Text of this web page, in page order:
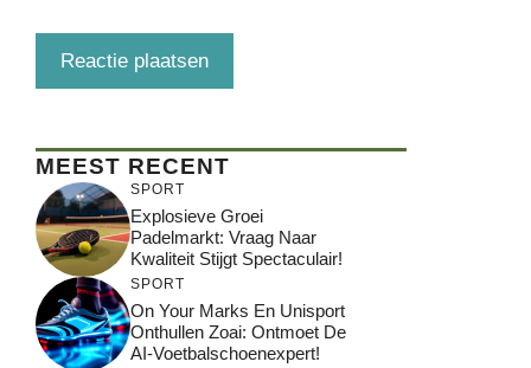
MEEST RECENT
SPORT
Explosieve Groei
Padelmarkt: Vraag Naar
Kwaliteit Stijgt Spectaculair!
SPORT
On Your Marks En Unisport
Onthullen Zoai: Ontmoet De
AI-Voetbalschoenexpert!